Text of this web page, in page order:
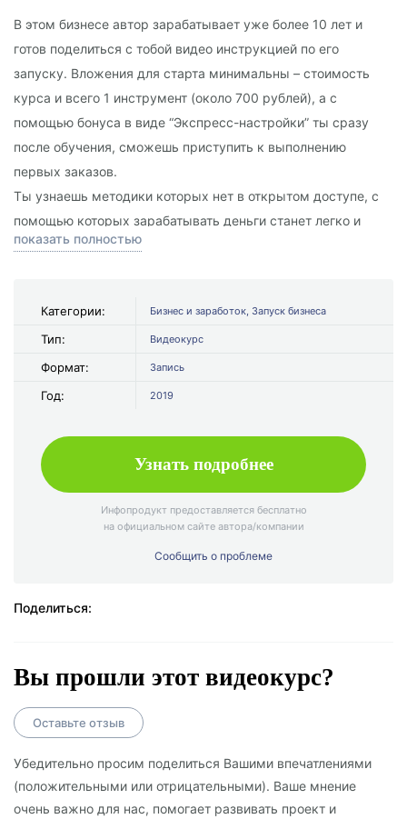
В этом бизнесе автор зарабатывает уже более 10 лет и
готов поделиться с тобой видео инструкцией по его
запуску. Вложения для старта минимальны – стоимость
курса и всего 1 инструмент (около 700 рублей), а с
помощью бонуса в виде “Экспресс-настройки” ты сразу
после обучения, сможешь приступить к выполнению
первых заказов.
Ты узнаешь методики которых нет в открытом доступе, с
помощью которых зарабатывать деньги станет легко и
увлекательно, овладеешь перспективной специальностью и
Содержание видеокурса:
входящего в состав одинарного комплекта
Триколор тв.
Сборка комплекта – Последовательность сборки
комплекта.
Монтаж комплекта – Установка и крепеж зеркала
Подключение – Основные разъемы, сборка цепи
Настройка – Юстировка зеркала антенны на луч
Ресивер – Общий вид приемника, основные
Инструменты – Набор необходимых
инструментов, то что использую в работе.
показать полностью
Категории: Бизнес и заработок, Запуск бизнеса
Тип: Видеокурс
Формат: Запись
Год: 2019
Узнать подробнее
Инфопродукт предоставляется бесплатно
на официальном сайте автора/компании
Сообщить о проблеме
Поделиться:
Вы прошли этот видеокурс?
Оставьте отзыв
Убедительно просим поделиться Вашими впечатлениями
(положительными или отрицательными). Ваше мнение
очень важно для нас, помогает развивать проект и